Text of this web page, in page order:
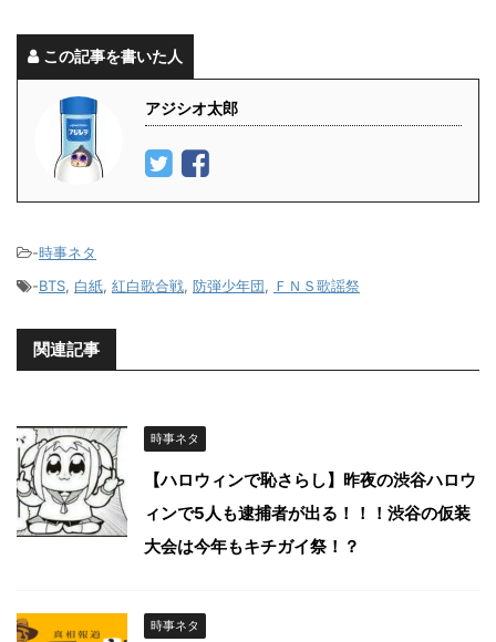
この記事を書いた人
アジシオ太郎
-時事ネタ
-BTS, 白紙, 紅白歌合戦, 防弾少年団, ＦＮＳ歌謡祭
関連記事
時事ネタ
【ハロウィンで恥さらし】昨夜の渋谷ハロウ
ィンで5人も逮捕者が出る！！！渋谷の仮装
大会は今年もキチガイ祭！？
時事ネタ